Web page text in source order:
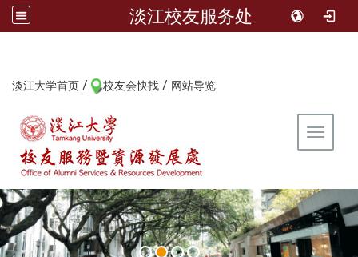
淡江校友服务处
淡江大学首页 / 校友会快找 / 网站导览
Toggle